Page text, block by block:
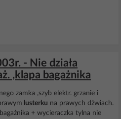
- Nie działa
,klapa bagażnika
zamka ,szyb elektr. grzanie i
lusterku na prawych dżwiach.
+ wycieraczka tylna nie